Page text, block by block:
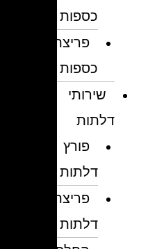
כספות
פריצת
כספות
שירותי
דלתות
פורץ
דלתות
פריצת
דלתות